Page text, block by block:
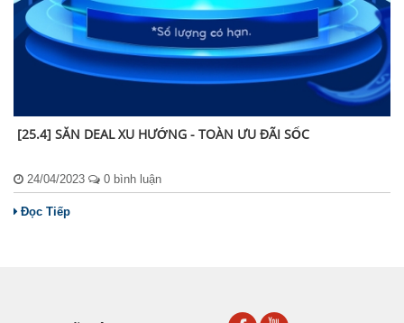
[25.4] ️️SĂN DEAL XU HƯỚNG - TOÀN ƯU ĐÃI SỐC
24/04/2023 0 bình luận
Đọc Tiếp